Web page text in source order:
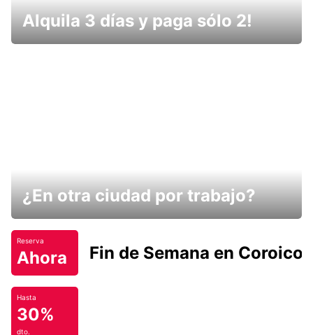
Alquila 3 días y paga sólo 2!
¿En otra ciudad por trabajo?
Reserva
Ahora Fin de Semana en Coroico.
Hasta
30%
dto.